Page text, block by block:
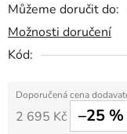
Můžeme doručit do:
Možnosti doručení
Kód:
2 695 Kč –25 %